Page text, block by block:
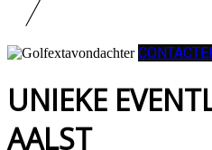
UNIEKE
AALST